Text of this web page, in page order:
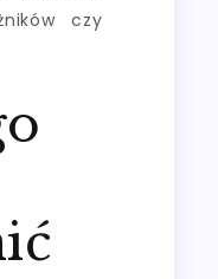
czy